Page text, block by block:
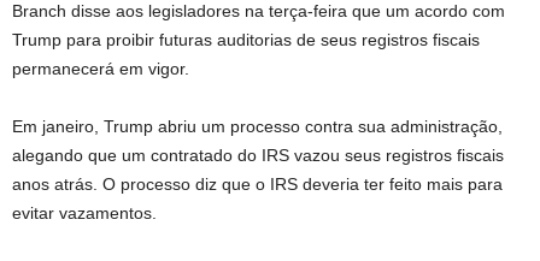
Branch disse aos legisladores na terça-feira que um acordo com
Trump para proibir futuras auditorias de seus registros fiscais
permanecerá em vigor.
Em janeiro, Trump abriu um processo contra sua administração,
alegando que um contratado do IRS vazou seus registros fiscais
anos atrás. O processo diz que o IRS deveria ter feito mais para
evitar vazamentos.